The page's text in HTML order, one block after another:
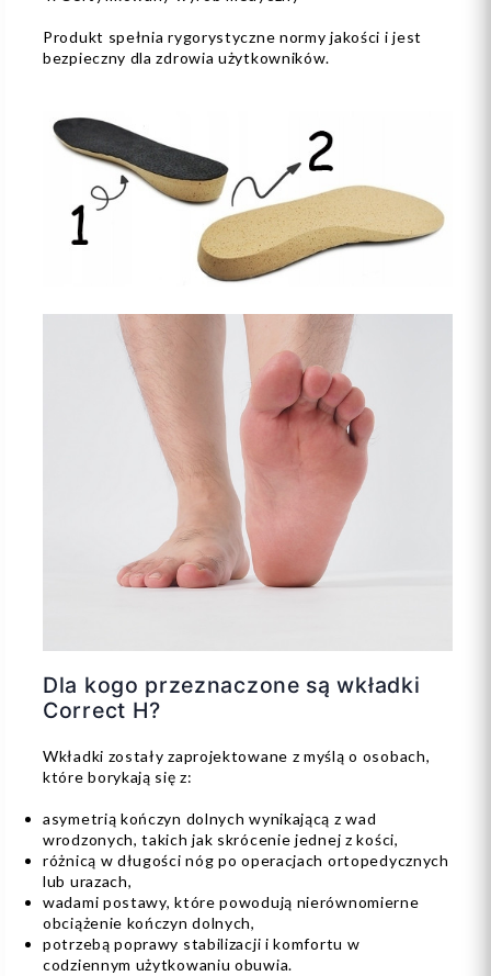
Produkt spełnia rygorystyczne normy jakości i jest
bezpieczny dla zdrowia użytkowników.
Dla kogo przeznaczone są wkładki
Correct H?
Wkładki zostały zaprojektowane z myślą o osobach,
które borykają się z:
asymetrią kończyn dolnych wynikającą z wad
wrodzonych, takich jak skrócenie jednej z kości,
różnicą w długości nóg po operacjach ortopedycznych
lub urazach,
wadami postawy, które powodują nierównomierne
obciążenie kończyn dolnych,
potrzebą poprawy stabilizacji i komfortu w
codziennym użytkowaniu obuwia.